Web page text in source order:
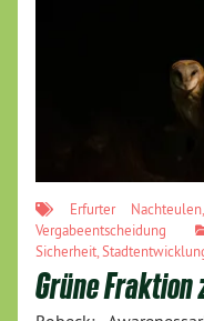
Erfurter Nachteulen
Vergabeentscheidung
Sicherheit
Grüne